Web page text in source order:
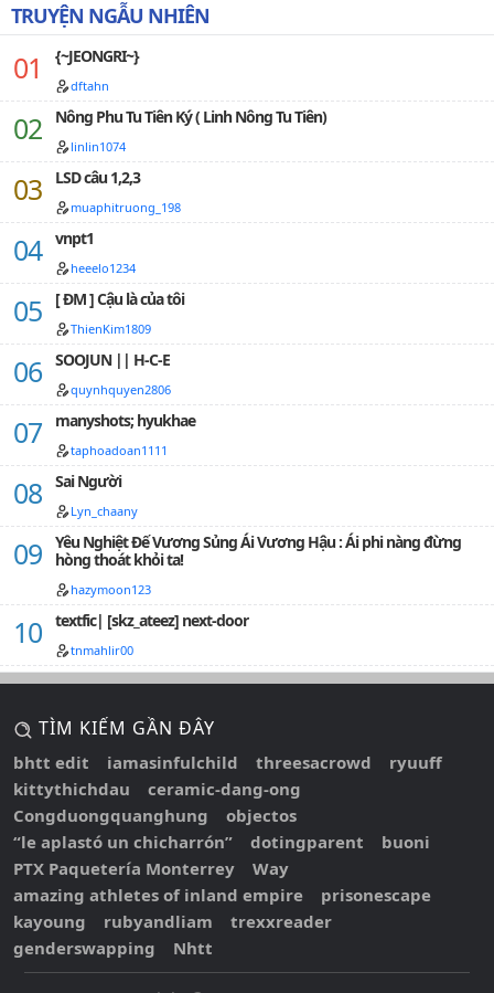
TRUYỆN NGẪU NHIÊN
{~JEONGRI~}
dftahn
Nông Phu Tu Tiên Ký ( Linh Nông Tu Tiên)
linlin1074
LSD câu 1,2,3
muaphitruong_198
vnpt1
heeelo1234
[ ĐM ] Cậu là của tôi
ThienKim1809
SOOJUN || H-C-E
quynhquyen2806
manyshots; hyukhae
taphoadoan1111
Sai Người
Lyn_chaany
Yêu Nghiệt Đế Vương Sủng Ái Vương Hậu : Ái phi nàng đừng
hòng thoát khỏi ta!
hazymoon123
textfic| [skz_ateez] next-door
tnmahlir00
TÌM KIẾM GẦN ĐÂY
bhtt edit iamasinfulchild threesacrowd
ryuuff
kittythichdau
ceramic-dang-ong
Congduongquanghung
objectos
“le aplastó un chicharrón”
dotingparent
buoni
PTX Paquetería Monterrey
Way
amazing athletes of inland empire
prisonescape
kayoung
rubyandliam
trexxreader
genderswapping
Nhtt